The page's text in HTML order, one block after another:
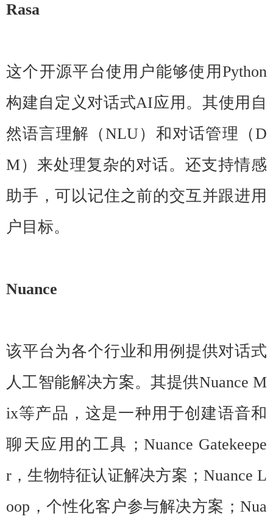
Rasa
这个开源平台使用户能够使用Python
构建自定义对话式AI应用。其使用自
然语言理解（NLU）和对话管理（D
M）来处理复杂的对话。还支持情感
助手，可以记住之前的交互并跟进用
户目标。
Nuance
该平台为各个行业和用例提供对话式
人工智能解决方案。其提供Nuance M
ix等产品，这是一种用于创建语音和
聊天应用的工具；Nuance Gatekeepe
r，生物特征认证解决方案；Nuance L
oop，个性化客户参与解决方案；Nua